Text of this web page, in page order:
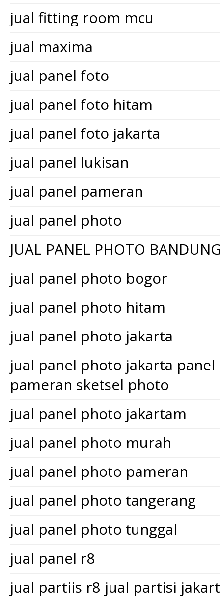
jual fitting room mcu
jual maxima
jual panel foto
jual panel foto hitam
jual panel foto jakarta
jual panel lukisan
jual panel pameran
jual panel photo
JUAL PANEL PHOTO
jual panel photo bogor
jual panel photo hitam
jual panel photo jakarta
jual panel photo jakarta
pameran sketsel photo
jual panel photo jakartam
jual panel photo murah
jual panel photo pameran
jual panel photo tangerang
jual panel photo tunggal
jual panel r8
jual partiis r8 jual partisi